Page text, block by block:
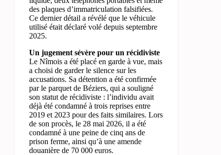
des plaques d’immatriculation falsifiées.
Ce dernier détail a révélé que le véhicule
utilisé était déclaré volé depuis septembre
2025.
Un jugement sévère pour un récidiviste
Le Nîmois a été placé en garde à vue, mais
a choisi de garder le silence sur les
accusations. Sa détention a été confirmée
par le parquet de Béziers, qui a souligné
son statut de récidiviste : l’individu avait
déjà été condamné à trois reprises entre
2019 et 2023 pour des faits similaires. Lors
de son procès, le 28 mai 2026, il a été
condamné à une peine de cinq ans de
prison ferme, ainsi qu’à une amende
douanière de 70 000 euros.